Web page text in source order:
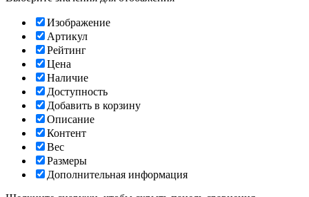
Изображение
Артикул
Рейтинг
Цена
Наличие
Доступность
Добавить в корзину
Описание
Контент
Вес
Размеры
Дополнительная информация